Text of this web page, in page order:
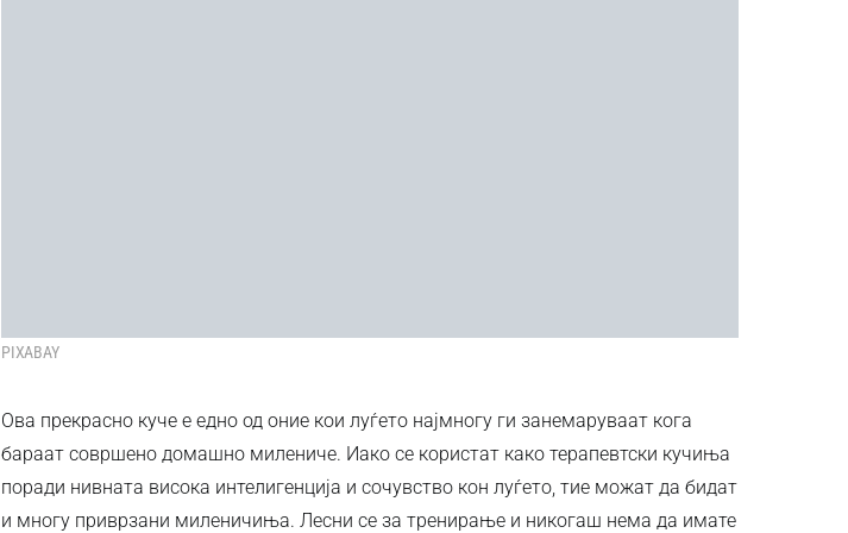
PIXABAY
Ова прекрасно куче е едно од оние кои луѓето најмногу ги занемаруваат кога
бараат совршено домашно милениче. Иако се користат како терапевтски кучиња
поради нивната висока интелигенција и сочувство кон луѓето, тие можат да бидат
и многу приврзани миленичиња. Лесни се за тренирање и никогаш нема да имате